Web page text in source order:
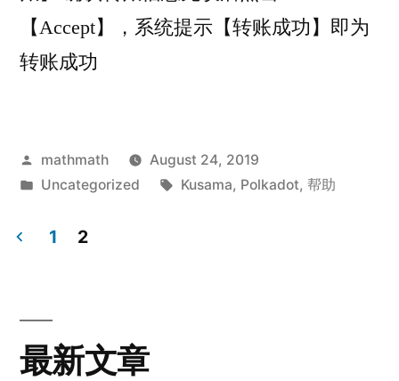
【Accept】，系统提示【转账成功】即为
转账成功
Posted
by
mathmath
August 24, 2019
Posted
Uncategorized Tags:
Kusama, Polkadot, 帮助
navigation
1 2
最新文章